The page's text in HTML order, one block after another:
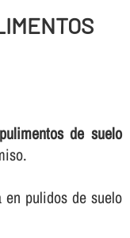
de suelo
en pulidos de suelo